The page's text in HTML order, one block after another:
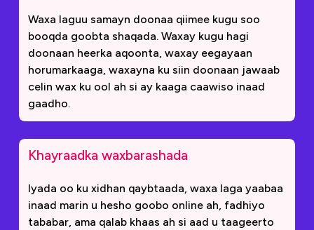
Waxa laguu samayn doonaa qiimee kugu soo
booqda goobta shaqada. Waxay kugu hagi
doonaan heerka aqoonta, waxay eegayaan
horumarkaaga, waxayna ku siin doonaan jawaab
celin wax ku ool ah si ay kaaga caawiso inaad
gaadho.
Khayraadka waxbarashada
Iyada oo ku xidhan qaybtaada, waxa laga yaabaa
inaad marin u hesho goobo online ah, fadhiyo
tababar, ama qalab khaas ah si aad u taageerto